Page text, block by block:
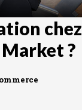
chez
?